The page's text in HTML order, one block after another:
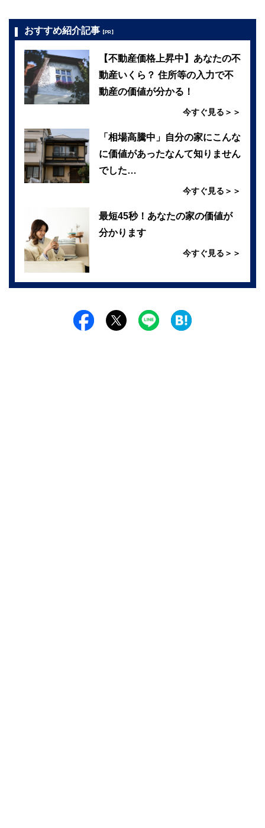
おすすめ紹介記事 【PR】
【不動産価格上昇中】あなたの不
動産いくら？ 住所等の入力で不
動産の価値が分かる！
今すぐ見る＞＞
「相場高騰中」自分の家にこんな
に価値があったなんて知りません
でした…
今すぐ見る＞＞
最短45秒！あなたの家の価値が
分かります
今すぐ見る＞＞